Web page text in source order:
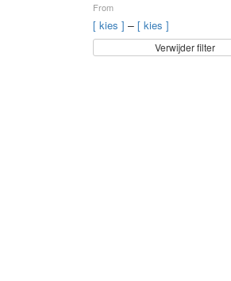
From
[ kies ] – [ kies ]
Verwijder filter